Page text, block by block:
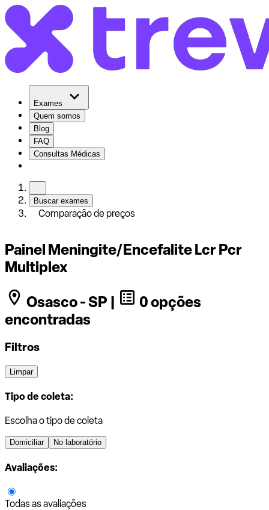
Exames
Quem somos
Blog
FAQ
Consultas Médicas
Buscar exames
Comparação de preços
Painel Meningite/Encefalite Lcr Pcr
Multiplex
Osasco - SP |
0 opções
encontradas
Filtros
Limpar
Tipo de coleta:
Escolha o tipo de coleta
Domiciliar No laboratório
Avaliações:
Todas as avaliações